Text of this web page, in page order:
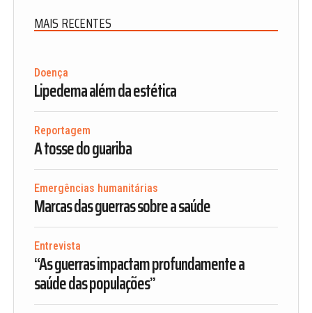
MAIS RECENTES
Doença
Lipedema além da estética
Reportagem
A tosse do guariba
Emergências humanitárias
Marcas das guerras sobre a saúde
Entrevista
“As guerras impactam profundamente a
saúde das populações”